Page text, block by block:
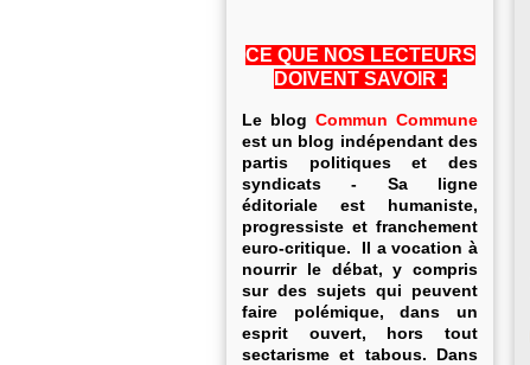
CE QUE NOS LECTEURS
DOIVENT SAVOIR :
Le blog Commun Commune
est un blog indépendant des
partis politiques et des
syndicats - Sa ligne
éditoriale est humaniste,
progressiste et franchement
euro-critique. Il a vocation à
nourrir le débat, y compris
sur des sujets qui peuvent
faire polémique, dans un
esprit ouvert, hors tout
sectarisme et tabous. Dans